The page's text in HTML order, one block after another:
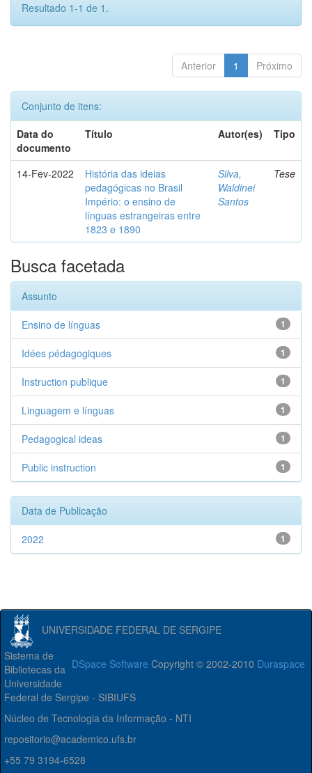
Resultado 1-1 de 1.
Anterior 1 Próximo
Conjunto de itens:
Data do
documento
Título Autor(es) Tipo
14-Fev-2022
História das ideias
pedagógicas no Brasil
Império: o ensino de
línguas estrangeiras entre
1823 e 1890
Silva,
Waldinei
Santos
Tese
Busca facetada
Assunto
1
Ensino de línguas
1
Idées pédagogiques
1
Instruction publique
1
Linguagem e línguas
1
Pedagogical ideas
1
Public instruction
Data de Publicação
1
2022
UNIVERSIDADE FEDERAL DE SERGIPE
DSpace Software Copyright © 2002-2010 Duraspace
Sistema de
Bibliotecas da
Universidade
Federal de Sergipe - SIBIUFS
Núcleo de Tecnologia da Informação - NTI
repositorio@academico.ufs.br
+55 79 3194-6528